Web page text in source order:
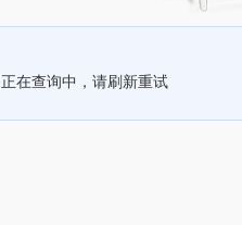
正在查询中，请刷新重试